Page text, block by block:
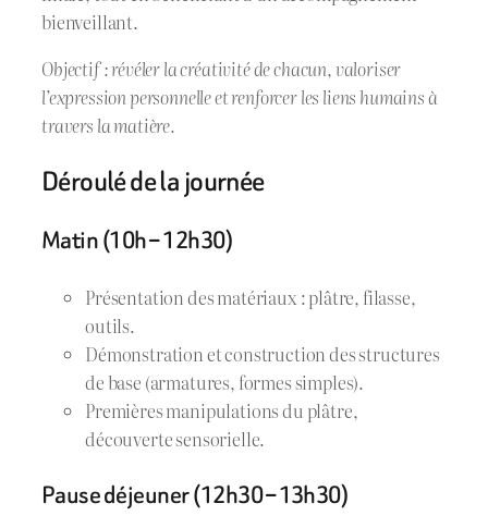
bienveillant.
Objectif : révéler la créativité de chacun, valoriser
l’expression personnelle et renforcer les liens humains à
travers la matière.
Déroulé de la journée
Matin (10h – 12h30)
Présentation des matériaux : plâtre, filasse,
outils.
Démonstration et construction des structures
de base (armatures, formes simples).
Premières manipulations du plâtre,
découverte sensorielle.
Pause déjeuner (12h30 – 13h30)